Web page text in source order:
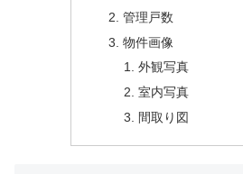
管理戸数
物件画像
外観写真
室内写真
間取り図